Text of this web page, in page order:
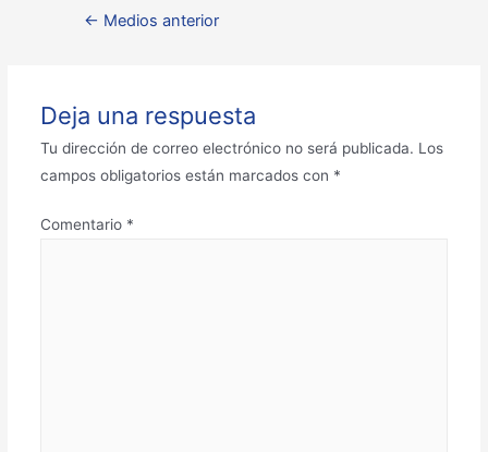
← Medios anterior
Deja una respuesta
Tu dirección de correo electrónico no será publicada. Los
campos obligatorios están marcados con *
Comentario *